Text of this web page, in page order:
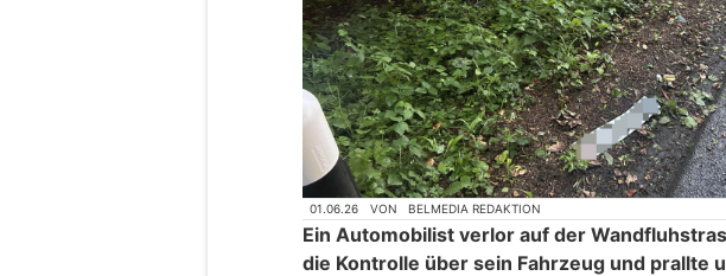
01.06.26 VON BELMEDIA REDAKTION
Ein Automobilist verlor auf der
die Kontrolle über sein Fahrzeug und prallte